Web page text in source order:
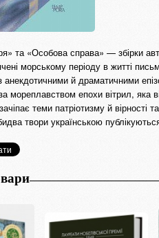
та «Особова справа» — збірки
морському періоду в житті
анекдотичними й драматичними
мореплавством епохи вітрил, яка
теми патріотизму й
твори українською